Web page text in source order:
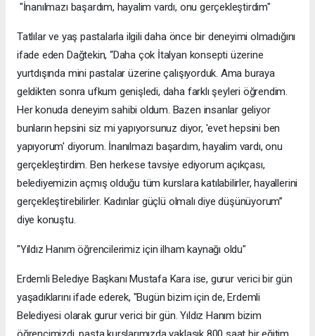
"İnanılmazı başardım, hayalim vardı, onu gerçekleştirdim"
Tatlılar ve yaş pastalarla ilgili daha önce bir deneyimi olmadığını
ifade eden Dağtekin, “Daha çok İtalyan konsepti üzerine
yurtdışında mini pastalar üzerine çalışıyorduk. Ama buraya
geldikten sonra ufkum genişledi, daha farklı şeyleri öğrendim.
Her konuda deneyim sahibi oldum. Bazen insanlar geliyor
bunların hepsini siz mi yapıyorsunuz diyor, 'evet hepsini ben
yapıyorum' diyorum. İnanılmazı başardım, hayalim vardı, onu
gerçekleştirdim. Ben herkese tavsiye ediyorum açıkçası,
belediyemizin açmış olduğu tüm kurslara katılabilirler, hayallerini
gerçekleştirebilirler. Kadınlar güçlü olmalı diye düşünüyorum”
diye konuştu.
"Yıldız Hanım öğrencilerimiz için ilham kaynağı oldu"
Erdemli Belediye Başkanı Mustafa Kara ise, gurur verici bir gün
yaşadıklarını ifade ederek, "Bugün bizim için de, Erdemli
Belediyesi olarak gurur verici bir gün. Yıldız Hanım bizim